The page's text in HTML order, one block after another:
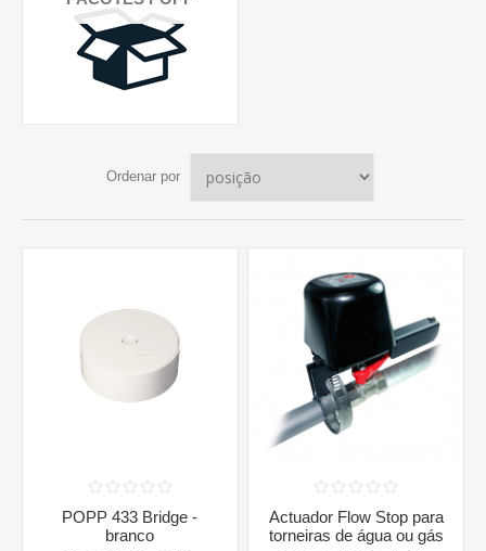
Ordenar por
POPP 433 Bridge -
branco
Actuador Flow Stop para
torneiras de água ou gás